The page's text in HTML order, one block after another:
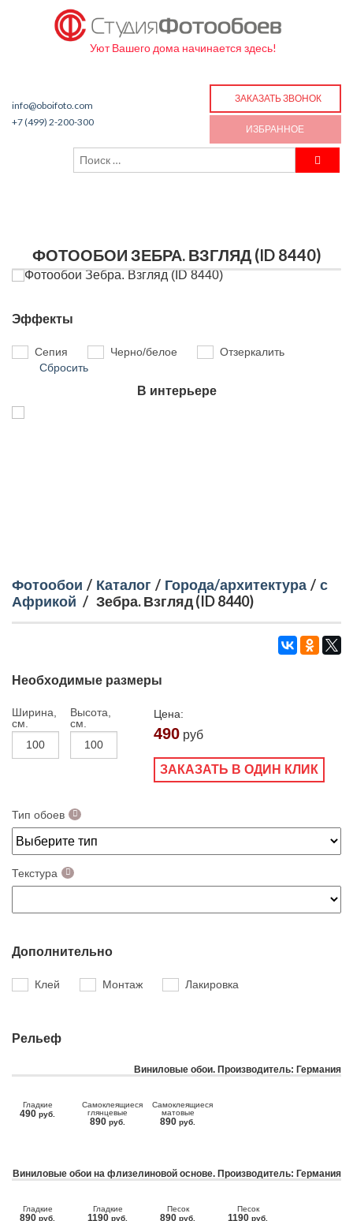
Уют Вашего дома начинается здесь!
info@oboifoto.com
+7 (499) 2-200-300
ЗАКАЗАТЬ ЗВОНОК
ИЗБРАННОЕ
ФОТООБОИ ЗЕБРА. ВЗГЛЯД (ID 8440)
Эффекты
Сепия Черно/белое
Отзеркалить
Сбросить
В интерьере
Фотообои / Каталог / Города/архитектура / с
Африкой / Зебра. Взгляд (ID 8440)
Необходимые размеры
Ширина,
см.
Высота,
см.
Цена:
490 руб
ЗАКАЗАТЬ В ОДИН КЛИК
Тип обоев
Текстура
Дополнительно
Клей Монтаж Лакировка
Рельеф
Виниловые обои. Производитель: Германия
Гладкие
490 руб.
Самоклеящиеся
глянцевые
890 руб.
Самоклеящиеся
матовые
890 руб.
Виниловые обои на флизелиновой основе. Производитель: Германия
Гладкие
890 руб.
Гладкие
1190 руб.
Песок
890 руб.
Песок
1190 руб.